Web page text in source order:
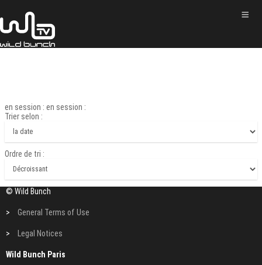
en session : en session :
Trier selon :
Ordre de tri :
© Wild Bunch
> General Terms of Use
> Legal Notices
Wild Bunch Paris